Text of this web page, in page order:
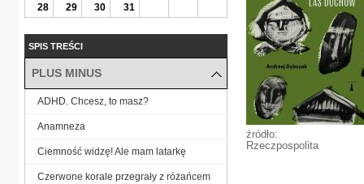
źródło:
Rzeczpospolita
28
29 30 31
SPIS TREŚCI
PLUS MINUS
ADHD. Chcesz, to masz?
Anamneza
Ciemność widzę! Ale mam latarkę
Czerwone korale przegrały z różańcem